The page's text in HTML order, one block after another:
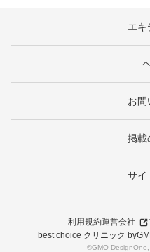
エキ
お問
掲載
サイ
利用規約運営会社
best choice クリニック
©GMO DesignOne,